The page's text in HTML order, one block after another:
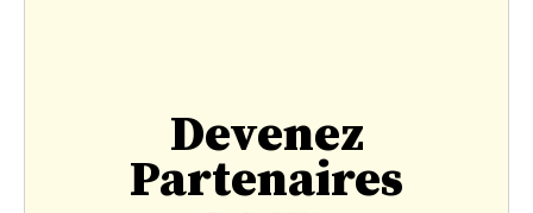
Devenez
Partenaires